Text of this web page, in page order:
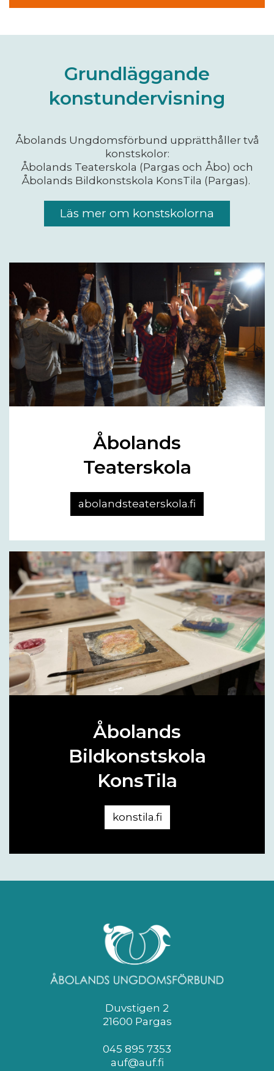
Grundläggande
konstundervisning
Åbolands Ungdomsförbund upprätthåller två
konstskolor:
Åbolands Teaterskola (Pargas och Åbo) och
Åbolands Bildkonstskola KonsTila (Pargas).
Läs mer om konstskolorna
Åbolands
Teaterskola
abolandsteaterskola.fi
Åbolands
Bildkonstskola
KonsTila
konstila.fi
Duvstigen 2
21600 Pargas
045 895 7353
auf@auf.fi